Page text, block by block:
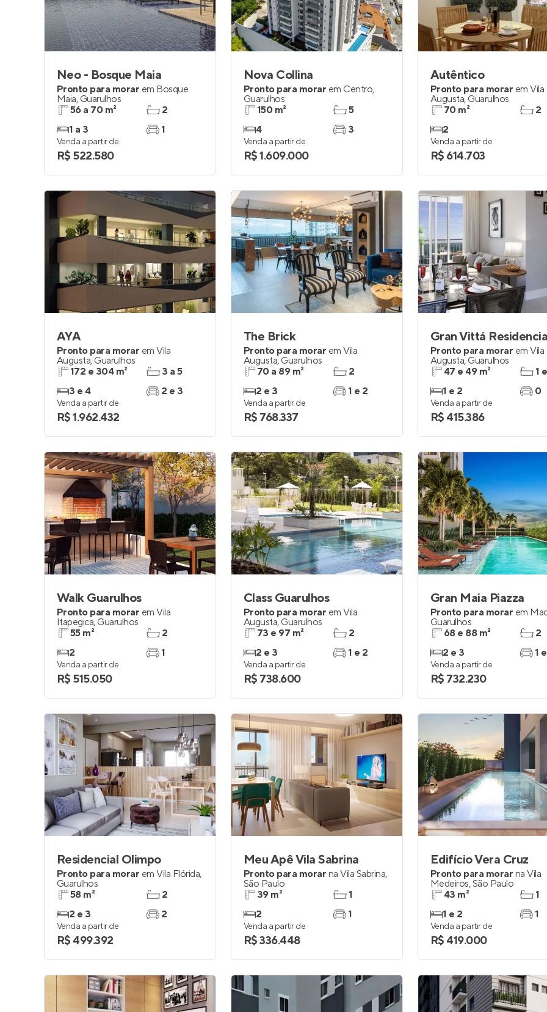
Neo - Bosque Maia
Pronto para morar em Bosque
Maia, Guarulhos
56 a 70 m²
1 a 3
2
1
Venda a partir de
R$ 522.580
Nova Collina
Pronto para morar em Centro,
Guarulhos
150 m²
4
5
3
Venda a partir de
R$ 1.609.000
Autêntico
Pronto para morar em Vila
Augusta, Guarulhos
70 m²
2
2
Venda a partir de
R$ 614.703
AYA
Pronto para morar em Vila
Augusta, Guarulhos
172 e 304 m²
3 e 4
3 a 5
2 e 3
Venda a partir de
R$ 1.962.432
The Brick
Pronto para morar em Vila
Augusta, Guarulhos
70 a 89 m²
2 e 3
2
1 e 2
Venda a partir de
R$ 768.337
Gran Vittá
Pronto para morar em Vila
Augusta, Guarulhos
47 e 49 m²
1 e 2
1
0
Venda a partir de
R$ 415.386
Walk Guarulhos
Pronto para morar em Vila
Itapegica, Guarulhos
55 m²
2
2
1
Venda a partir de
R$ 515.050
Class Guarulhos
Pronto para morar em Vila
Augusta, Guarulhos
73 e 97 m²
2 e 3
2
1 e 2
Venda a partir de
R$ 738.600
Gran Maia Piazza
Pronto para morar em
Guarulhos
68 e 88 m²
2 e 3
2
1
Venda a partir de
R$ 732.230
Residencial Olimpo
Pronto para morar em Vila Flórida,
Guarulhos
58 m²
2 e 3
2
2
Venda a partir de
R$ 499.392
Meu Apê Vila Sabrina
Pronto para morar na Vila Sabrina,
São Paulo
39 m²
2
1
1
Venda a partir de
R$ 336.448
Edifício Vera Cruz
Pronto para morar na Vila
Medeiros,São Paulo
43 m²
1 e 2
1
1
Venda a partir de
R$ 419.000